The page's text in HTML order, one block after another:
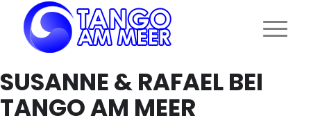
SUSANNE & RAFAEL BEI
TANGO AM MEER